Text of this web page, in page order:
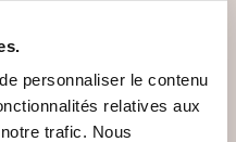
personnaliser le contenu
relatives aux
trafic. Nous